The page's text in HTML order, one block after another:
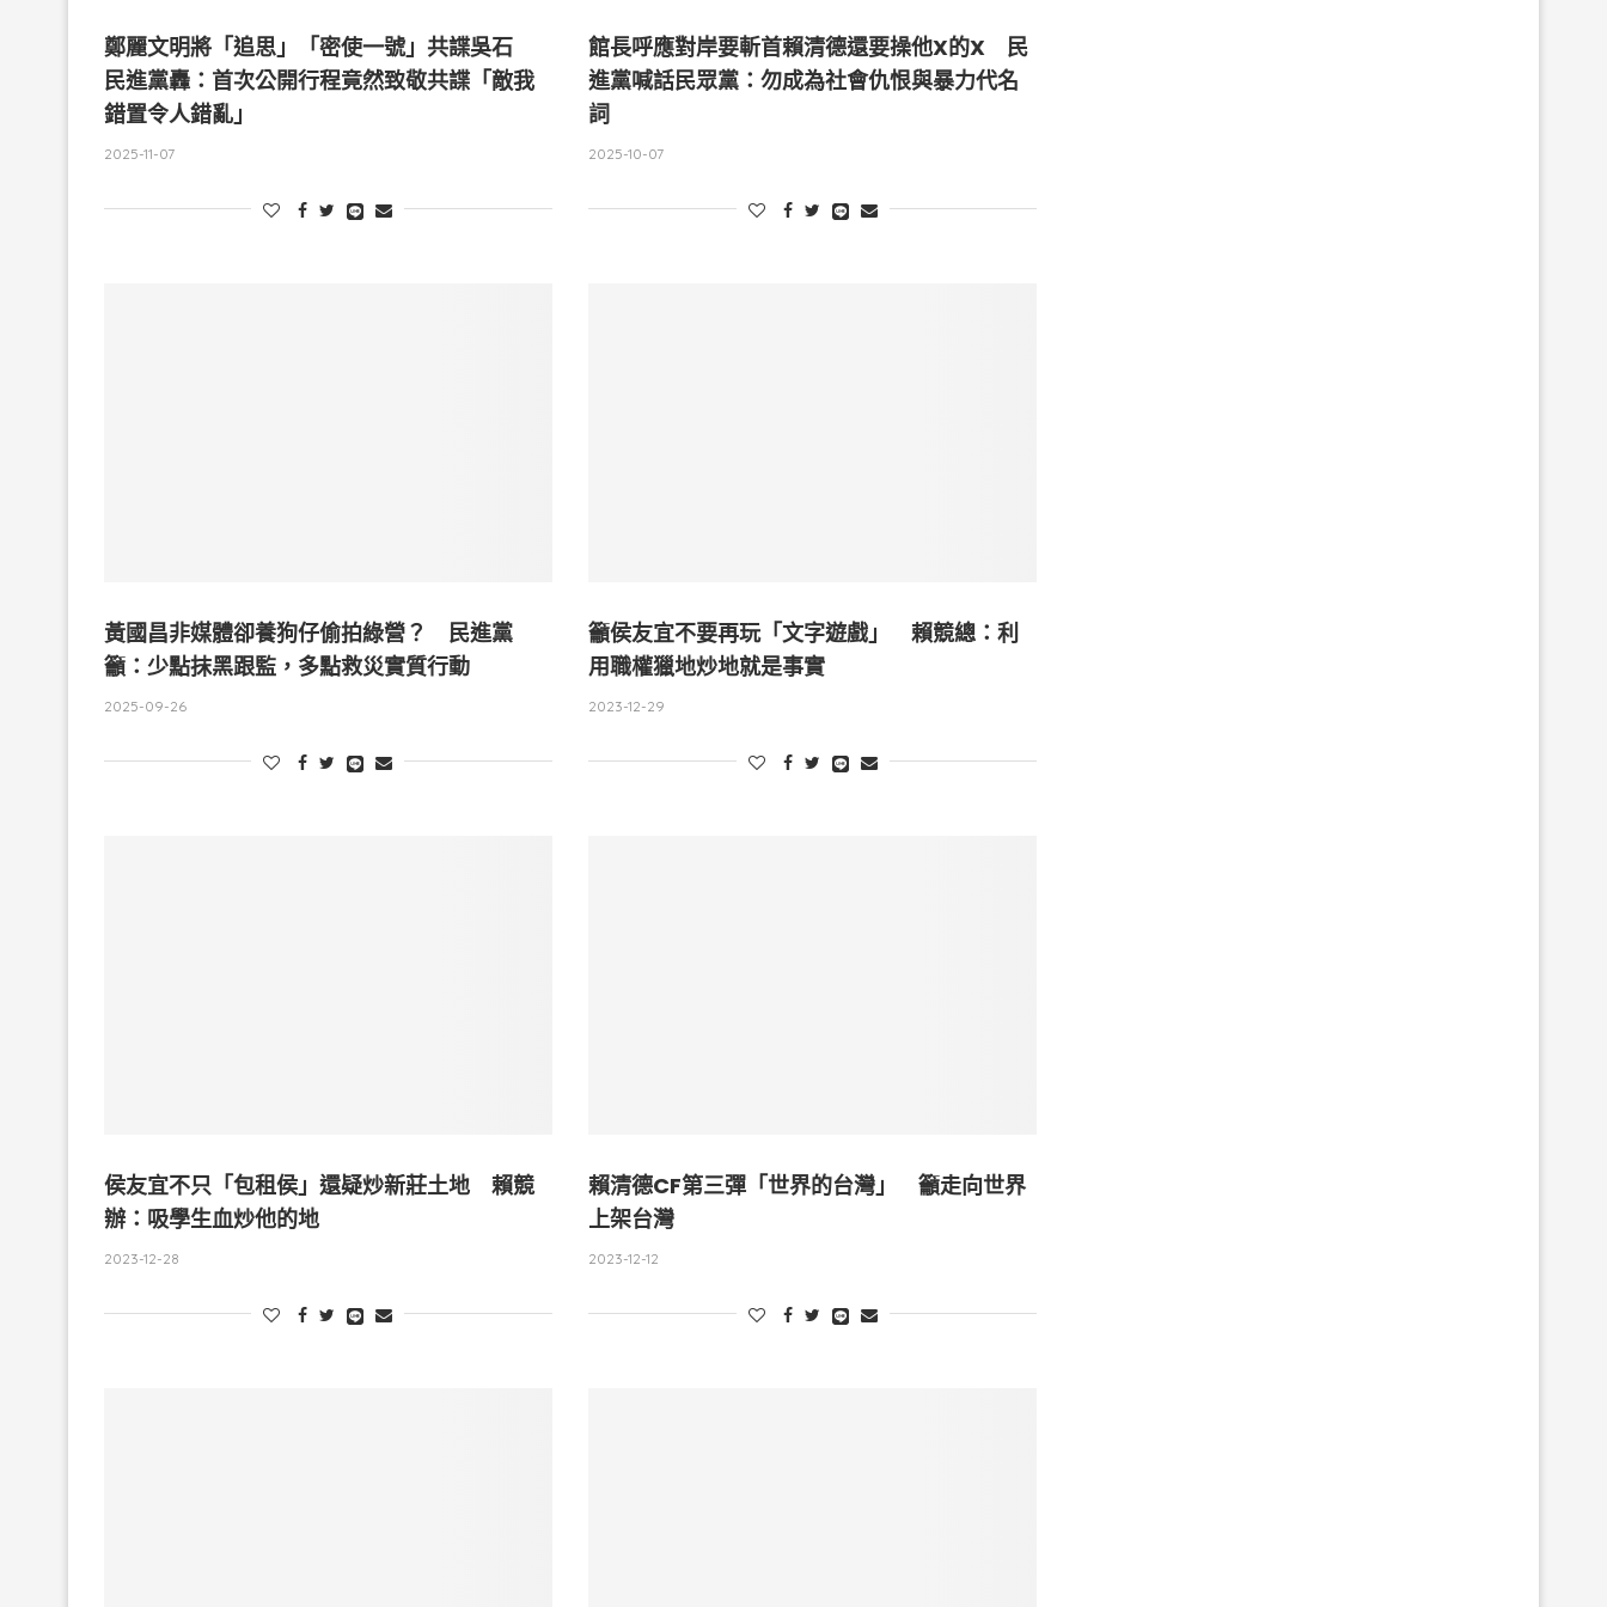
鄭麗文明將「追思」「密使一號」共諜吳石
民進黨轟：首次公開行程竟然致敬共諜「敵我
錯置令人錯亂」
2025-11-07
館長呼應對岸要斬首賴清德還要操他X的X 民
進黨喊話民眾黨：勿成為社會仇恨與暴力代名
詞
2025-10-07
黃國昌非媒體卻養狗仔偷拍綠營？ 民進黨
籲：少點抹黑跟監，多點救災實質行動
2025-09-26
籲侯友宜不要再玩「文字遊戲」 賴競總：利
用職權獵地炒地就是事實
2023-12-29
侯友宜不只「包租侯」還疑炒新莊土地 賴競
辦：吸學生血炒他的地
2023-12-28
賴清德CF第三彈「世界的台灣」 籲走向世界
上架台灣
2023-12-12